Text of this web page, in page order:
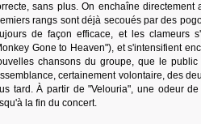
sans plus. On enchaîne
rangs sont déjà secoués par des
de façon efficace, et les clameurs
Gone to Heaven"), et s'intensifient
chansons du groupe, que le
certainement volontaire, des
tard. À partir de "Velouria", une odeur
la fin du concert.